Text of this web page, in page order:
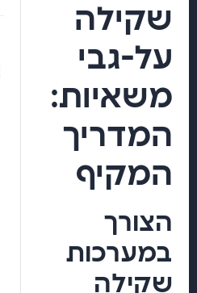
שקילה
על-גבי
משאיות:
המדריך
המקיף
הצורך
במערכות
שקילה